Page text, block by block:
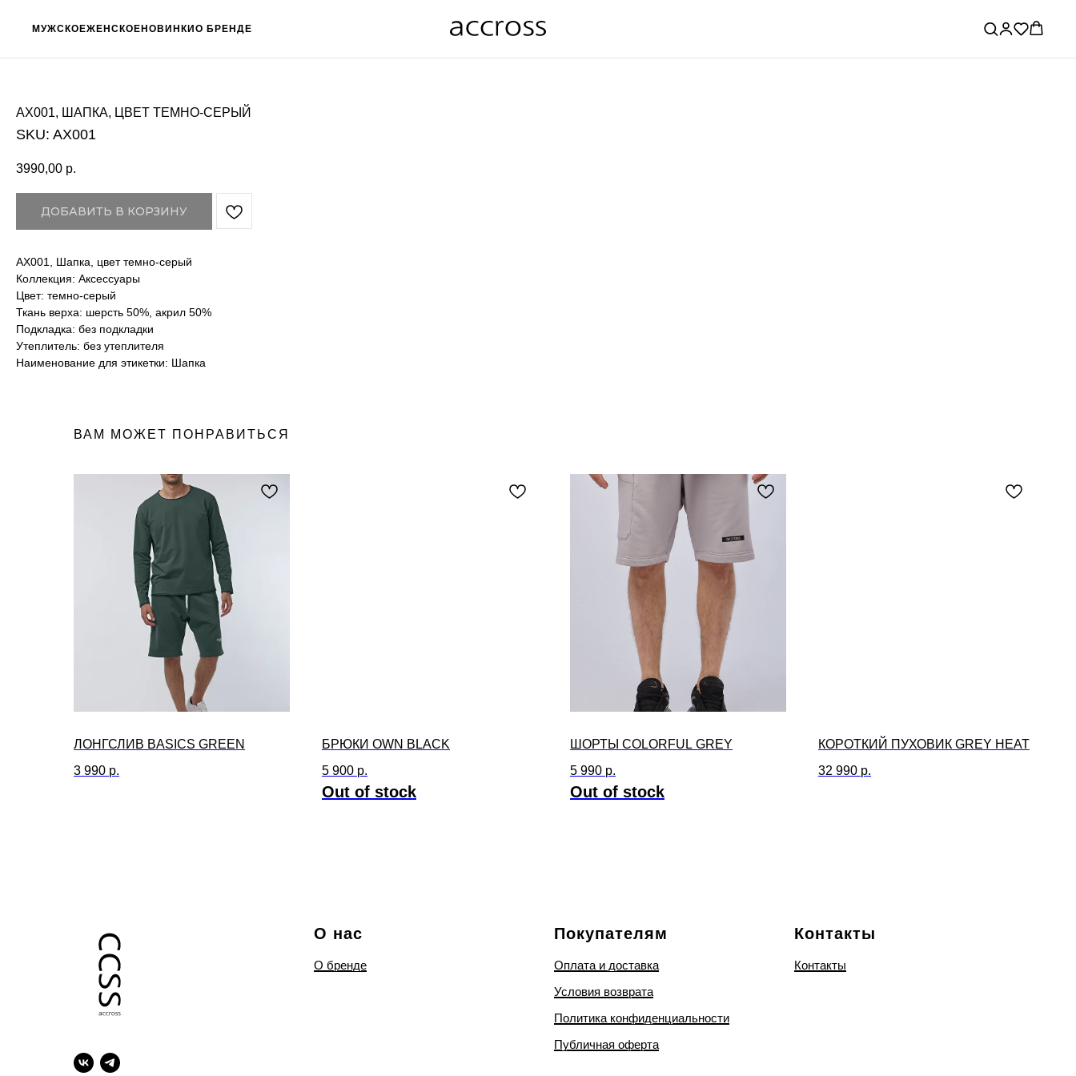
МУЖСКОЕЖЕНСКОЕ НОВИНКИ О БРЕНДЕ
AX001, ШАПКА, ЦВЕТ ТЕМНО-СЕРЫЙ
SKU: AX001
3990,00 р.
ДОБАВИТЬ В КОРЗИНУ
AX001, Шапка, цвет темно-серый
Коллекция: Аксессуары
Цвет: темно-серый
Ткань верха: шерсть 50%, акрил 50%
Подкладка: без подкладки
Утеплитель: без утеплителя
Наименование для этикетки: Шапка
ВАМ МОЖЕТ ПОНРАВИТЬСЯ
ЛОНГСЛИВ BASICS GREEN
3 990 р.
БРЮКИ OWN BLACK
5 900 р.
Out of stock
ШОРТЫ COLORFUL GREY
5 990 р.
Out of stock
КОРОТКИЙ ПУХОВИК GREY HEAT
32 990 р.
О нас
О бренде
Покупателям
Оплата и доставка
Условия возврата
Политика конфиденциальности
Публичная оферта
Контакты
Контакты